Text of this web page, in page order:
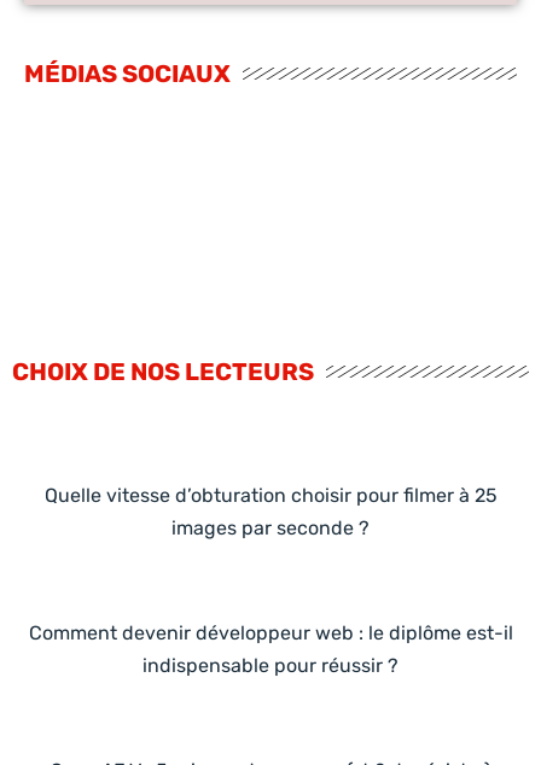
MÉDIAS SOCIAUX
CHOIX DE NOS LECTEURS
Quelle vitesse d’obturation choisir pour filmer à 25
images par seconde ?
Comment devenir développeur web : le diplôme est-il
indispensable pour réussir ?